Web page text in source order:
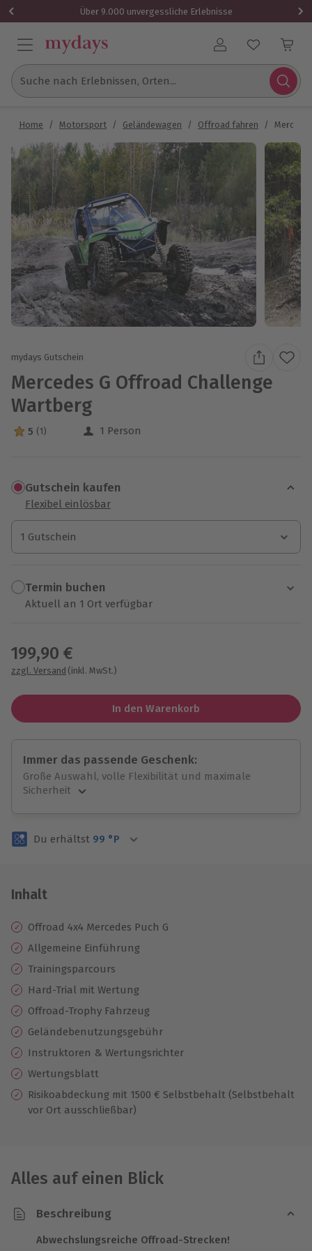
Über 9.000 unvergessliche Erlebnisse
Benutzerkonto
Suche nach Erlebnissen, Orten...
Home / Motorsport / Geländewagen / Offroad fahren /
mydays Gutschein
Mercedes G Offroad Challenge
Wartberg
5 Sterne von 5 aus 1 Bewertungen
5 (1) 1 Person
Gutschein kaufen
Flexibel einlösbar
1 Gutschein
1 Gutschein
1 Gutschein
Termin buchen
Aktuell an 1 Ort verfügbar
199,90 €
zzgl. Versand (inkl. MwSt.)
In den Warenkorb
Immer das passende Geschenk:
Große Auswahl, volle Flexibilität und maximale
Sicherheit
Volle Flexibilität
3 Jahre gültig & verlängerbar.
Du erhältst 99 °P
Inhalt
Offroad 4x4 Mercedes Puch G
Allgemeine Einführung
Trainingsparcours
Hard-Trial mit Wertung
Offroad-Trophy Fahrzeug
Geländebenutzungsgebühr
Instruktoren & Wertungsrichter
Wertungsblatt
Risikoabdeckung mit 1500 € Selbstbehalt (Selbstbehalt
vor Ort ausschließbar)
Alles auf einen Blick
Beschreibung
Abwechslungsreiche Offroad-Strecken!